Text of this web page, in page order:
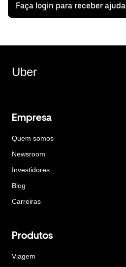
Faça login para receber ajuda
Uber
Empresa
Quem somos
Newsroom
Investidores
Blog
Carreiras
Produtos
Viagem